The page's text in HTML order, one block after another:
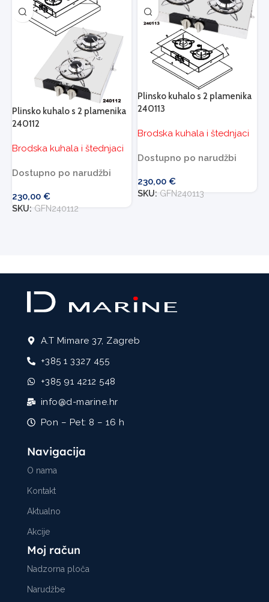
Plinsko kuhalo s 2 plamenika
240112
Brodska kuhala i štednjaci
Dostupno po narudžbi
230,00 €
SKU: GFN240112
Plinsko kuhalo s 2 plamenika
240113
Brodska kuhala i štednjaci
Dostupno po narudžbi
230,00 €
SKU: GFN240113
A.T Mimare 37, Zagreb
+385 1 3327 455
+385 91 4212 548
info@d-marine.hr
Pon – Pet: 8 – 16 h
Navigacija
O nama
Kontakt
Aktualno
Akcije
Moj račun
Nadzorna ploča
Narudžbe